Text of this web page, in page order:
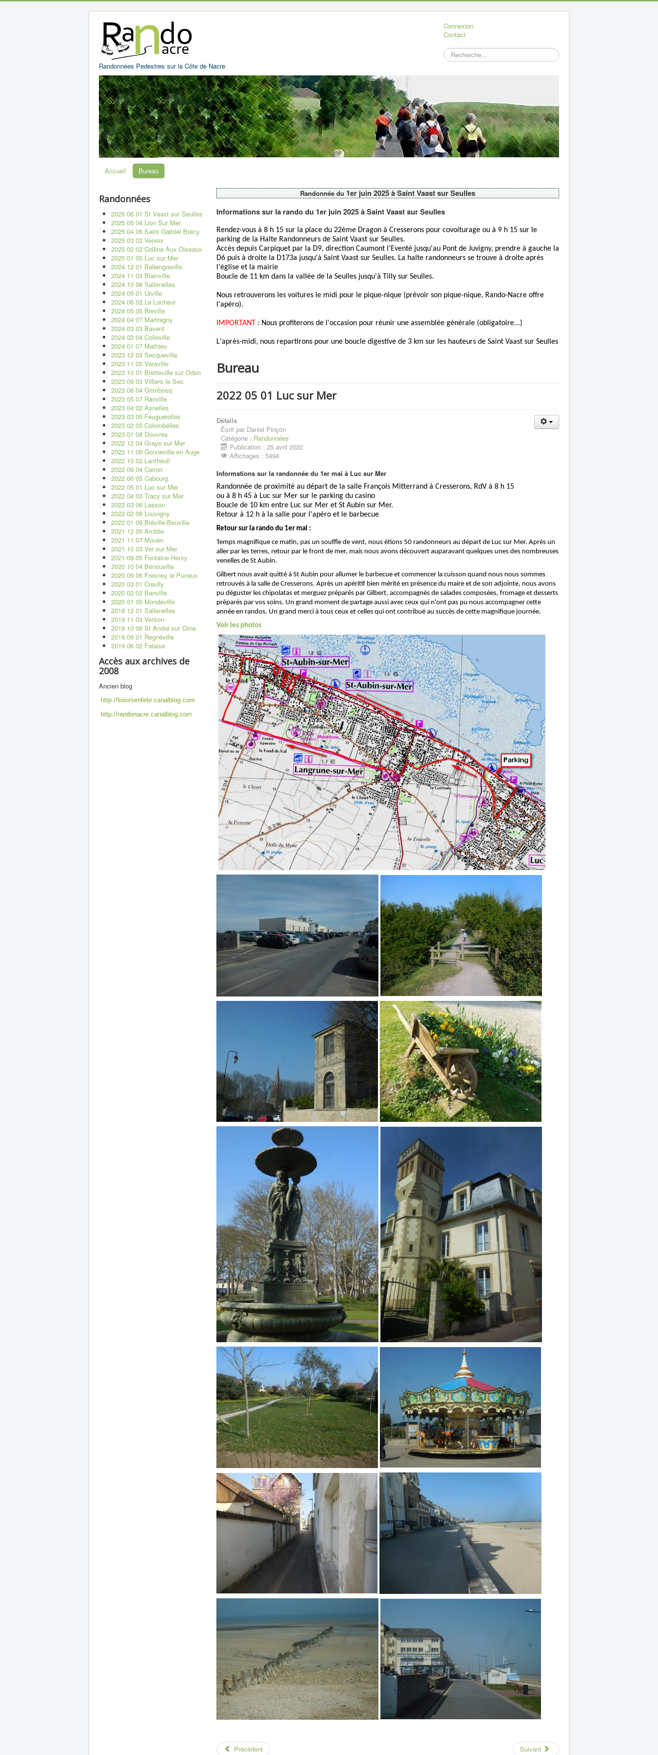
Randonnées Pedestres sur la Côte de Nacre
Connexion
Contact
Rechercher
Accueil Bureau
Randonnées
2025 06 01 St Vaast sur Seulles
2025 05 04 Lion Sur Mer
2025 04 06 Saint Gabriel Brécy
2025 03 02 Venoix
2025 02 02 Colline Aux Oiseaux
2025 01 05 Luc sur Mer
2024 12 01 Bellengreville
2024 11 03 Blainville
2024 10 06 Sallenelles
2024 09 01 Urville
2024 06 02 Le Locheur
2024 05 05 Bieville
2024 04 07 Martragny
2024 03 03 Bavent
2024 02 04 Colleville
2024 01 07 Mathieu
2023 12 03 Secqueville
2023 11 05 Varaville
2023 10 01 Bretteville sur Odon
2023 09 03 Villiers le Sec
2023 06 04 Grimbosq
2023 05 07 Ranville
2023 04 02 Asnelles
2023 03 05 Feuguerolles
2023 02 05 Colombelles
2023 01 08 Douvres
2022 12 04 Graye sur Mer
2022 11 06 Gonneville en Auge
2022 10 02 Lantheuil
2022 09 04 Cairon
2022 06 05 Cabourg
2022 05 01 Luc sur Mer
2022 04 03 Tracy sur Mer
2022 03 06 Lasson
2022 02 06 Louvigny
2022 01 09 Biéville-Beuville
2021 12 05 Amblie
2021 11 07 Mouen
2021 10 03 Ver sur Mer
2021 09 05 Fontaine-Henry
2020 10 04 Bénouville
2020 09 06 Fresney le Puceux
2020 03 01 Creully
2020 02 02 Banville
2020 01 05 Mondeville
2019 12 01 Sallenelles
2019 11 03 Verson
2019 10 06 St André sur Orne
2019 09 01 Regnéville
2019 06 02 Falaise
Accès aux archives de
2008
Ancien blog
http://loisirsenfete.canalblog.com
http://randonacre.canalblog.com
Randonnée du 1er juin 2025 à Saint Vaast sur Seulles
Informations sur la rando du 1er juin 2025 à Saint Vaast sur Seulles
Rendez-vous à 8 h 15 sur la place du 22ème Dragon à Cresserons pour covoiturage ou à 9 h 15 sur le
parking de la Halte Randonneurs de Saint Vaast sur Seulles.
Accès depuis Carpiquet par la D9, direction Caumont l'Eventé jusqu'au Pont de Juvigny, prendre à gauche la
D6 puis à droite la D173a jusqu'à Saint Vaast sur Seulles. La halte randonneurs se trouve à droite après
l'église et la mairie
Boucle de 11 km dans la vallée de la Seulles jusqu'à Tilly sur Seulles.
Nous retrouverons les voitures le midi pour le pique-nique (prévoir son pique-nique, Rando-Nacre offre
l'apéro).
IMPORTANT : Nous profiterons de l'occasion pour réunir une assemblée générale (obligatoire...)
L'après-midi, nous repartirons pour une boucle digestive de 3 km sur les hauteurs de Saint Vaast sur Seulles
Bureau
2022 05 01 Luc sur Mer
Détails
Écrit par Daniel Pinçon
Catégorie : Randonnées
Publication : 25 avril 2022
Affichages : 5494
Informations sur la randonnée du 1er mai à Luc sur Mer
Randonnée de proximité au départ de la salle François Mitterrand à Cresserons, RdV à 8 h 15
ou à 8 h 45 à Luc sur Mer sur le parking du casino
Boucle de 10 km entre Luc sur Mer et St Aubin sur Mer.
Retour à 12 h à la salle pour l'apéro et le barbecue
Retour sur la rando du 1er mai :
Temps magnifique ce matin, pas un souffle de vent, nous étions 50 randonneurs au départ de Luc sur Mer. Après un
aller par les terres, retour par le front de mer, mais nous avons découvert auparavant quelques unes des nombreuses
venelles de St Aubin.
Gilbert nous avait quitté à St Aubin pour allumer le barbecue et commencer la cuisson quand nous nous sommes
retrouvés à la salle de Cresserons. Après un apéritif bien mérité en présence du maire et de son adjointe, nous avons
pu déguster les chipolatas et merguez préparés par Gilbert, accompagnés de salades composées, fromage et desserts
préparés par vos soins. Un grand moment de partage aussi avec ceux qui n'ont pas pu nous accompagner cette
année en randos. Un grand merci à tous ceux et celles qui ont contribué au succès de cette magnifique journée.
Voir les photos
Précédent Suivant